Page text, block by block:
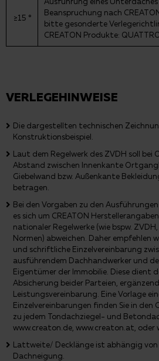
≥15 °
Beanspruchung nach
bitte gesonderte
CREATON Produkte:
VERLEGEHINWEISE
Die dargestellten technischen
Konstruktionsbeispiel.
Laut dem Regelwerk des ZVDH soll
Abstand zwischen Innenkante
Giebelwand bzw. Außenkante
betragen.
Bei den Vorgaben zu den
es sich um CREATON
nationaler Regelwerke (wie bspw.
Normen) abweichen. Daher empfehlen
und schriftliche Einzelvereinbarung
ausführendem Dachhandwerker und
Eigentümer der Immobilie. Diese dient
Absicherung beider Parteien,
Leistungsvereinbarung. Eine Vorlage
Einzelvereinbarungen finden Sie in den
zu jedem Tondachziegel- und
www.creaton.de, www.creaton.at, oder
Lattweite/ Decklänge ist abhängig
Dachneigung.